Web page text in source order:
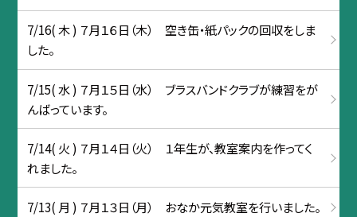
7/16( 木 ) ７月１６日（木） 空き缶・紙パックの回収をしま
した。
7/15( 水 ) ７月１５日（水） ブラスバンドクラブが練習をが
んばっています。
7/14( 火 ) ７月１４日（火） １年生が、教室案内を作ってく
れました。
7/13( 月 ) ７月１３日（月） おなか元気教室を行いました。